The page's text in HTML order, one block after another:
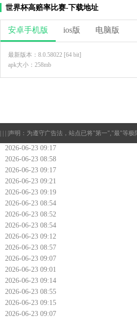
世界杯高赔率比赛-下载地址
安卓手机版 ios版 电脑版
最新版本：8.0.58022 [64 bit]
apk大小：258mb
声明：为遵守广告法，站点已将"第一","最"等极
2026-06-23 09:17
2026-06-23 08:58
2026-06-23 09:17
2026-06-23 09:21
2026-06-23 09:19
2026-06-23 08:54
2026-06-23 08:52
2026-06-23 08:54
2026-06-23 09:12
2026-06-23 08:57
2026-06-23 09:07
2026-06-23 09:01
2026-06-23 09:14
2026-06-23 08:55
2026-06-23 09:15
2026-06-23 09:07